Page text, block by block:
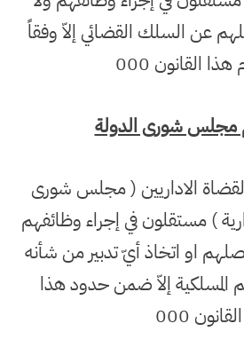
عن السلك القضائي إلاّ وفقاً
القانون 000
مجلس شورى الدولة
:000 إنّ القضاة الاداريين ( مجلس شورى
) مستقلون في إجراء وظائفهم
او اتخاذ أيّ تدبير من شأنه
إلاّ ضمن حدود هذا
القانون 000